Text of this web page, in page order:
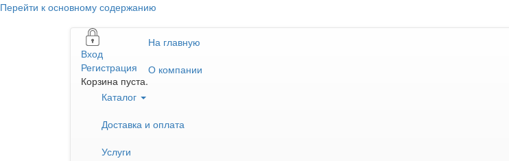
Перейти к основному содержанию
Вход
Регистрация
Корзина пуста.
На главную
О компании
Каталог
Доставка и оплата
Услуги